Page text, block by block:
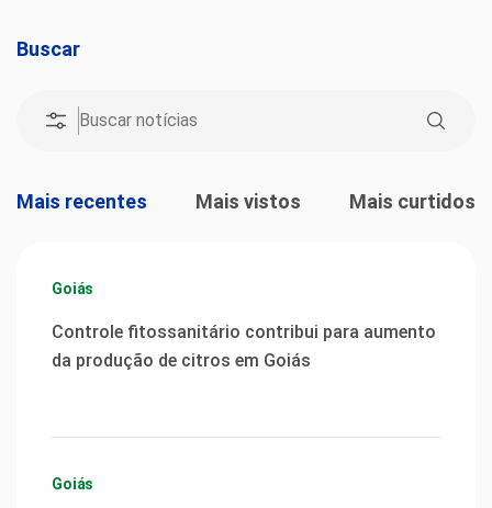
Buscar
Mais recentes Mais vistos Mais curtidos
Goiás
Controle fitossanitário contribui para aumento
da produção de citros em Goiás
Goiás